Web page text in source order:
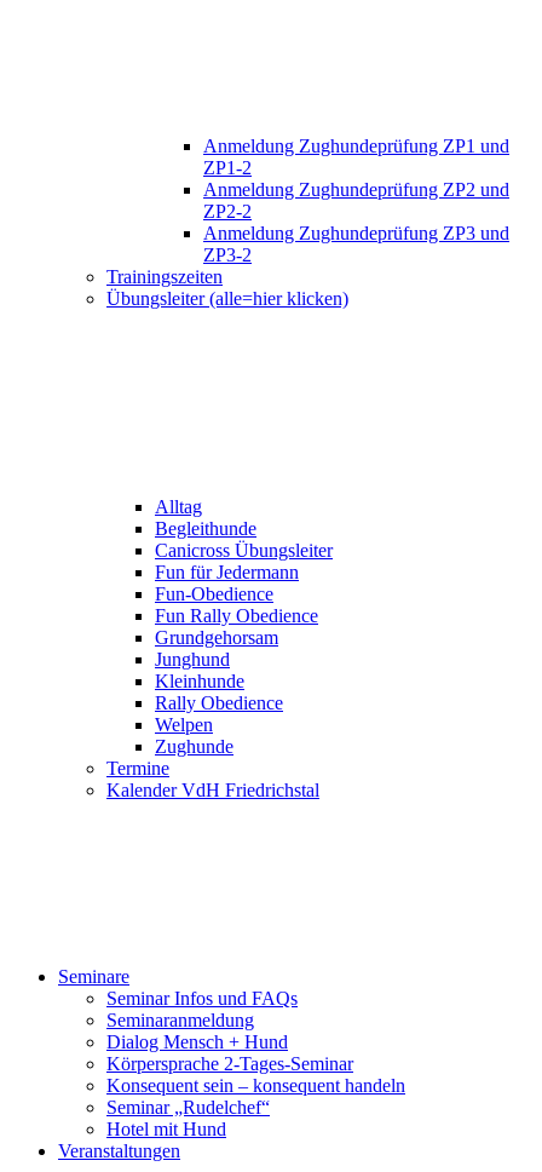
Anmeldung Zughundeprüfung ZP1 und
ZP1-2
Anmeldung Zughundeprüfung ZP2 und
ZP2-2
Anmeldung Zughundeprüfung ZP3 und
ZP3-2
Trainingszeiten
Übungsleiter (alle=hier klicken)
Alltag
Begleithunde
Canicross Übungsleiter
Fun für Jedermann
Fun-Obedience
Fun Rally Obedience
Grundgehorsam
Junghund
Kleinhunde
Rally Obedience
Welpen
Zughunde
Termine
Kalender VdH Friedrichstal
Seminare
Seminar Infos und FAQs
Seminaranmeldung
Dialog Mensch + Hund
Körpersprache 2-Tages-Seminar
Konsequent sein – konsequent handeln
Seminar „Rudelchef“
Hotel mit Hund
Veranstaltungen